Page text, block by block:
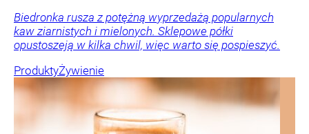
Biedronka rusza z potężną wyprzedażą popularnych
kaw ziarnistych i mielonych. Sklepowe półki
opustoszeją w kilka chwil, więc warto się pospieszyć.
ProduktyŻywienie